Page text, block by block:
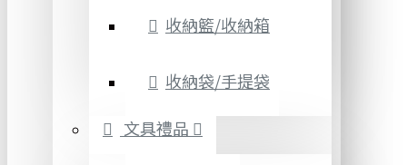
收納籃/收納箱
收納袋/手提袋
文具禮品